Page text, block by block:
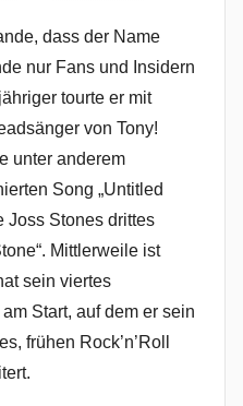
dass der Name
nur Fans und Insidern
tourte er mit
von Tony!
unter anderem
Song „Untitled
Joss Stones drittes
Mittlerweile ist
sein viertes
Start, auf dem er sein
frühen Rock’n’Roll